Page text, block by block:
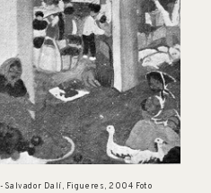
Dalí, Figueres, 2004 Foto